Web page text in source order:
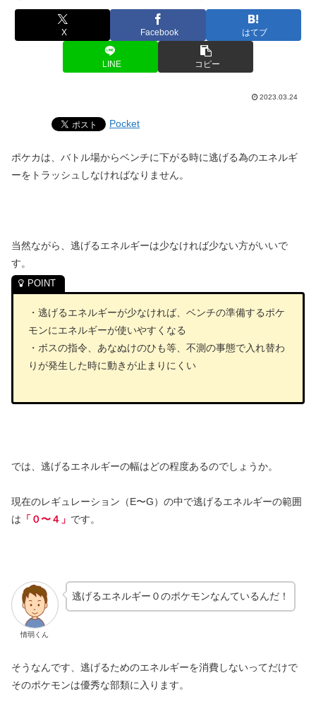
X Facebook はてブ
LINE コピー
2023.03.24
Pocket
ポケカは、バトル場からベンチに下がる時に逃げる為のエネルギ
ーをトラッシュしなければなりません。
当然ながら、逃げるエネルギーは少なければ少ない方がいいで
す。
・逃げるエネルギーが少なければ、ベンチの準備するポケ
モンにエネルギーが使いやすくなる
・ボスの指令、あなぬけのひも等、不測の事態で入れ替わ
りが発生した時に動きが止まりにくい
では、逃げるエネルギーの幅はどの程度あるのでしょうか。
現在のレギュレーション（E〜G）の中で逃げるエネルギーの範囲
は 「０〜４」 です。
情弱くん
逃げるエネルギー０のポケモンなんているんだ！
そうなんです、逃げるためのエネルギーを消費しないってだけで
そのポケモンは優秀な部類に入ります。